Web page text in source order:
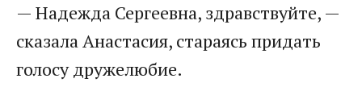
— Надежда Сергеевна, здравствуйте, —
сказала Анастасия, стараясь придать
голосу дружелюбие.